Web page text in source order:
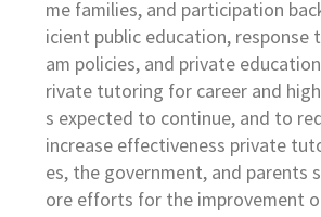
me families, and participation
icient public education, response
am policies, and private
rivate tutoring for career and
s expected to continue, and to
increase effectiveness private
es, the government, and parents
ore efforts for the improvement